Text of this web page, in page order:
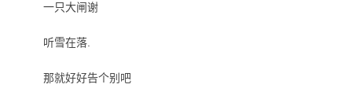
一只大闸谢
听雪在落.
那就好好告个别吧